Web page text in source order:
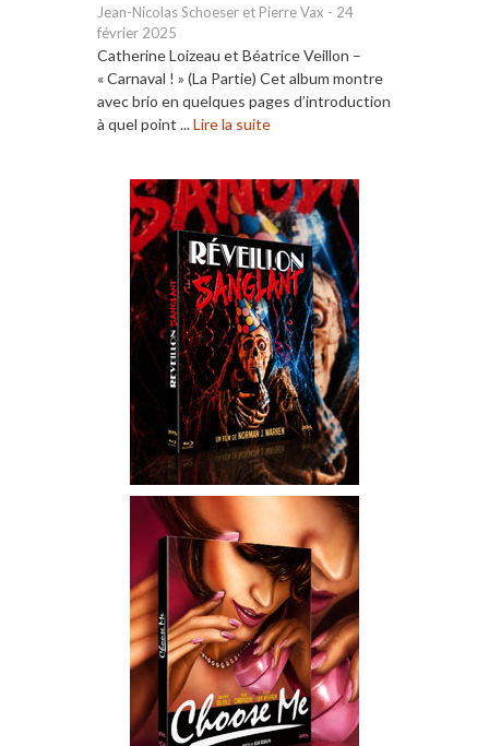
Jean-Nicolas Schoeser et Pierre Vax - 24
février 2025
Catherine Loizeau et Béatrice Veillon –
« Carnaval ! » (La Partie) Cet album montre
avec brio en quelques pages d’introduction
à quel point ...Lire la suite